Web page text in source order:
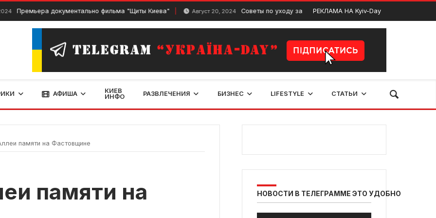
документально фильма "Щиты Киева" Август 20, 2024 Советы по уходу за сантехникой: как продлить срок службы ванны,
РЕКЛАМА НА Kyiv-Day
АФИША
КИЕВ
ИНФО
РАЗВЛЕЧЕНИЯ БИЗНЕС LIFESTYLE СТАТЬИ
памяти на Фастовщине
памяти на
НОВОСТИ В ТЕЛЕГРАММЕ ЭТО УДОБНО